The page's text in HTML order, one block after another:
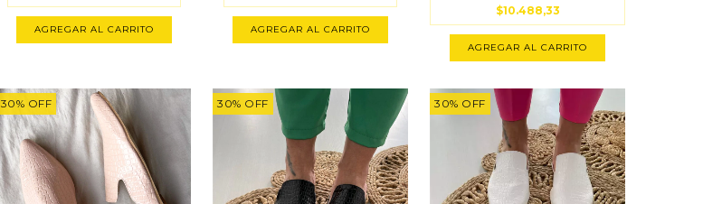
AGREGAR AL CARRITO AGREGAR AL CARRITO
$10.488,33
AGREGAR AL CARRITO
30% OFF 30% OFF 30% OFF